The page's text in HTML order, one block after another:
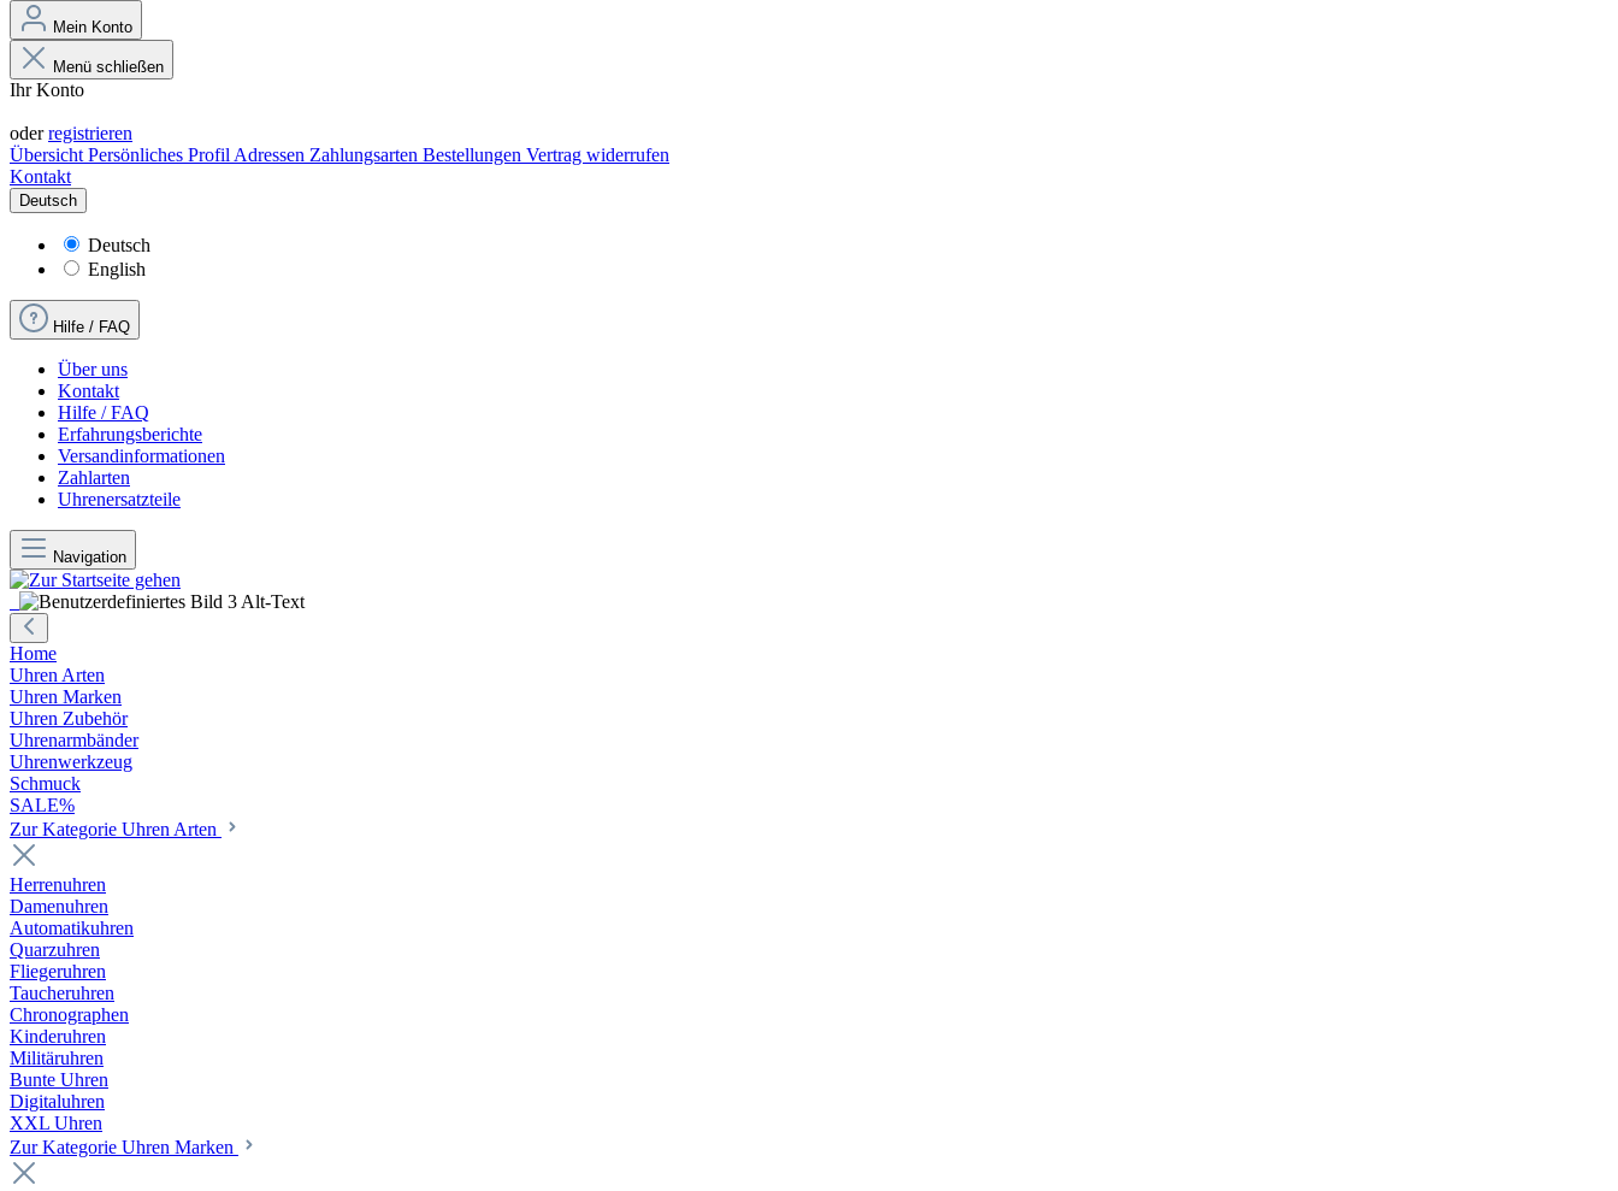
Mein Konto
Menü schließen
Ihr Konto
oderregistrieren
Übersicht Persönliches Profil Adressen Zahlungsarten Bestellungen Vertrag widerrufen
Kontakt
Deutsch
Deutsch
English
Hilfe / FAQ
Über uns
Kontakt
Hilfe / FAQ
Erfahrungsberichte
Versandinformationen
Zahlarten
Uhrenersatzteile
Navigation
Home
Uhren Arten
Uhren Marken
Uhren Zubehör
Uhrenarmbänder
Uhrenwerkzeug
Schmuck
SALE%
Zur Kategorie Uhren Arten
Herrenuhren
Damenuhren
Automatikuhren
Quarzuhren
Fliegeruhren
Taucheruhren
Chronographen
Kinderuhren
Militäruhren
Bunte Uhren
Digitaluhren
XXL Uhren
Zur Kategorie Uhren Marken